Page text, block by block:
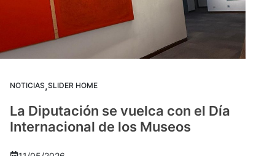
NOTICIAS,SLIDER HOME
La Diputación se vuelca con el Día
Internacional de los Museos